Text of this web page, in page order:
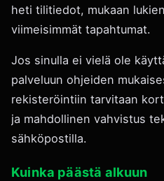
heti tilitiedot, mukaan
viimeisimmät tapahtumat.
Jos sinulla ei vielä ole
palveluun ohjeiden
rekisteröintiin tarvitaan
ja mahdollinen vahvistus
sähköpostilla.
Kuinka päästä alkuun